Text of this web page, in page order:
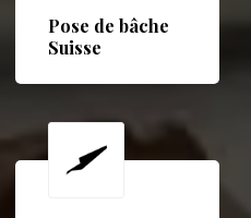
Pose de bâche
Suisse